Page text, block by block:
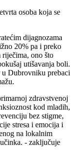
osoba koja se
dijagnozama
20% pa i preko
ono što
utišavanja boli.
Dubrovniku prebaci
zdravstvenoj
kod mladih,
bez stigme,
stresa i emocija i
na lokalnim
- zaključuje